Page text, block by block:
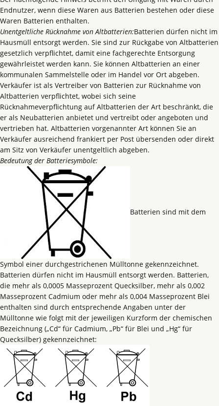
Endnutzer, wenn diese Waren aus Batterien bestehen oder diese
Waren Batterien enthalten.
Unentgeltliche Rücknahme von Altbatterien:Batterien dürfen nicht im
Hausmüll entsorgt werden. Sie sind zur Rückgabe von Altbatterien
gesetzlich verpflichtet, damit eine fachgerechte Entsorgung
gewährleistet werden kann. Sie können Altbatterien an einer
kommunalen Sammelstelle oder im Handel vor Ort abgeben.
Verkäufer ist als Vertreiber von Batterien zur Rücknahme von
Altbatterien verpflichtet, wobei sich seine
Rücknahmeverpflichtung auf Altbatterien der Art beschränkt, die
er als Neubatterien anbietet und vertreibt oder angeboten und
vertrieben hat. Altbatterien vorgenannter Art können Sie an
Verkäufer ausreichend frankiert per Post übersenden oder direkt
am Sitz von Verkäufer unentgeltlich abgeben.
Bedeutung der Batteriesymbole:
Batterien sind mit dem
Symbol einer durchgestrichenen Mülltonne gekennzeichnet.
Batterien dürfen nicht im Hausmüll entsorgt werden. Batterien,
die mehr als 0,0005 Masseprozent Quecksilber, mehr als 0,002
Masseprozent Cadmium oder mehr als 0,004 Masseprozent Blei
enthalten sind durch entsprechende Angaben unter der
Mülltonne wie folgt mit der jeweiligen Kurzform der chemischen
Bezeichnung („Cd“ für Cadmium, „Pb“ für Blei und „Hg“ für
Quecksilber) gekennzeichnet: